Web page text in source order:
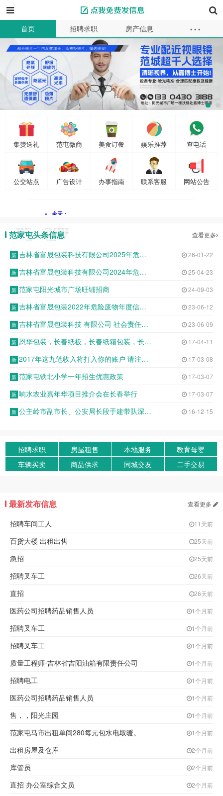
首页 招聘求职
房产信息
本地服务
教育母婴 车辆买卖
商品供求
同城交友
二手买卖 资讯
商家
信息
会员 发布信息
...
集赞送礼 范屯微商 美食订餐 娱乐推荐 查电话
公交站点 广告设计 办事指南 联系客服 网站公告
范家屯头条信息 查看更多
吉林省富晟包装科技有限公司2025年危险废物申报年度报告表 26-01-22
吉林省富晟包装科技有限公司2024年危险废物年报公示 25-04-23
范家屯阳光城市广场旺铺招商 24-09-03
吉林省富晟包装2022年危险废物年度信息公开表 23-06-12
吉林省富晟包装科技 有限公司 社会责任报告 23-06-09
恩华包装，长春纸板，长春纸箱包装，长春纸箱定制，长春纸板包装，纸箱包装箱 17-04-11
2017年这九笔收入将打入你的账户 请注意查收 17-03-08
范家屯铁北小学一年招生优惠政策 17-03-07
响水农业嘉年华项目推介会在长春举行 17-03-07
公主岭市副市长、公安局长段于建带队深入基层派出所开展调研座谈 16-12-15
招聘求职 房屋租售 本地服务
教育母婴
车辆买卖
商品供求 同城交友 二手交易
最新发布信息 查看更多
招聘车间工人 11天前
百货大楼 出租出售 25天前
急招 25天前
招聘叉车工 26天前
直招 26天前
医药公司招聘药品销售人员 1个月前
招聘叉车工 1个月前
招聘叉车工 1个月前
质量工程师-吉林省吉阳油箱有限责任公司 1个月前
招聘电工 1个月前
医药公司招聘药品销售人员 1个月前
售，，阳光庄园 1个月前
范家屯马市出租单间280每元包水电取暖。 1个月前
出租房屋及仓库 2个月前
库管员 2个月前
直招 办公室综合文员 2个月前